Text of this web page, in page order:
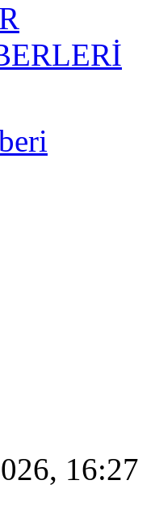
16:27